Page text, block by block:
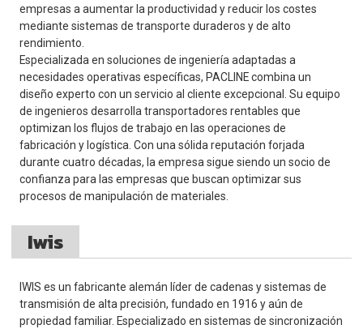
empresas a aumentar la productividad y reducir los costes
mediante sistemas de transporte duraderos y de alto
rendimiento.
Especializada en soluciones de ingeniería adaptadas a
necesidades operativas específicas, PACLINE combina un
diseño experto con un servicio al cliente excepcional. Su equipo
de ingenieros desarrolla transportadores rentables que
optimizan los flujos de trabajo en las operaciones de
fabricación y logística. Con una sólida reputación forjada
durante cuatro décadas, la empresa sigue siendo un socio de
confianza para las empresas que buscan optimizar sus
procesos de manipulación de materiales.
Iwis
IWIS es un fabricante alemán líder de cadenas y sistemas de
transmisión de alta precisión, fundado en 1916 y aún de
propiedad familiar. Especializado en sistemas de sincronización